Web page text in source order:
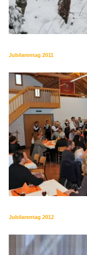
Jubilarentag 2011
Jubilarentag 2012